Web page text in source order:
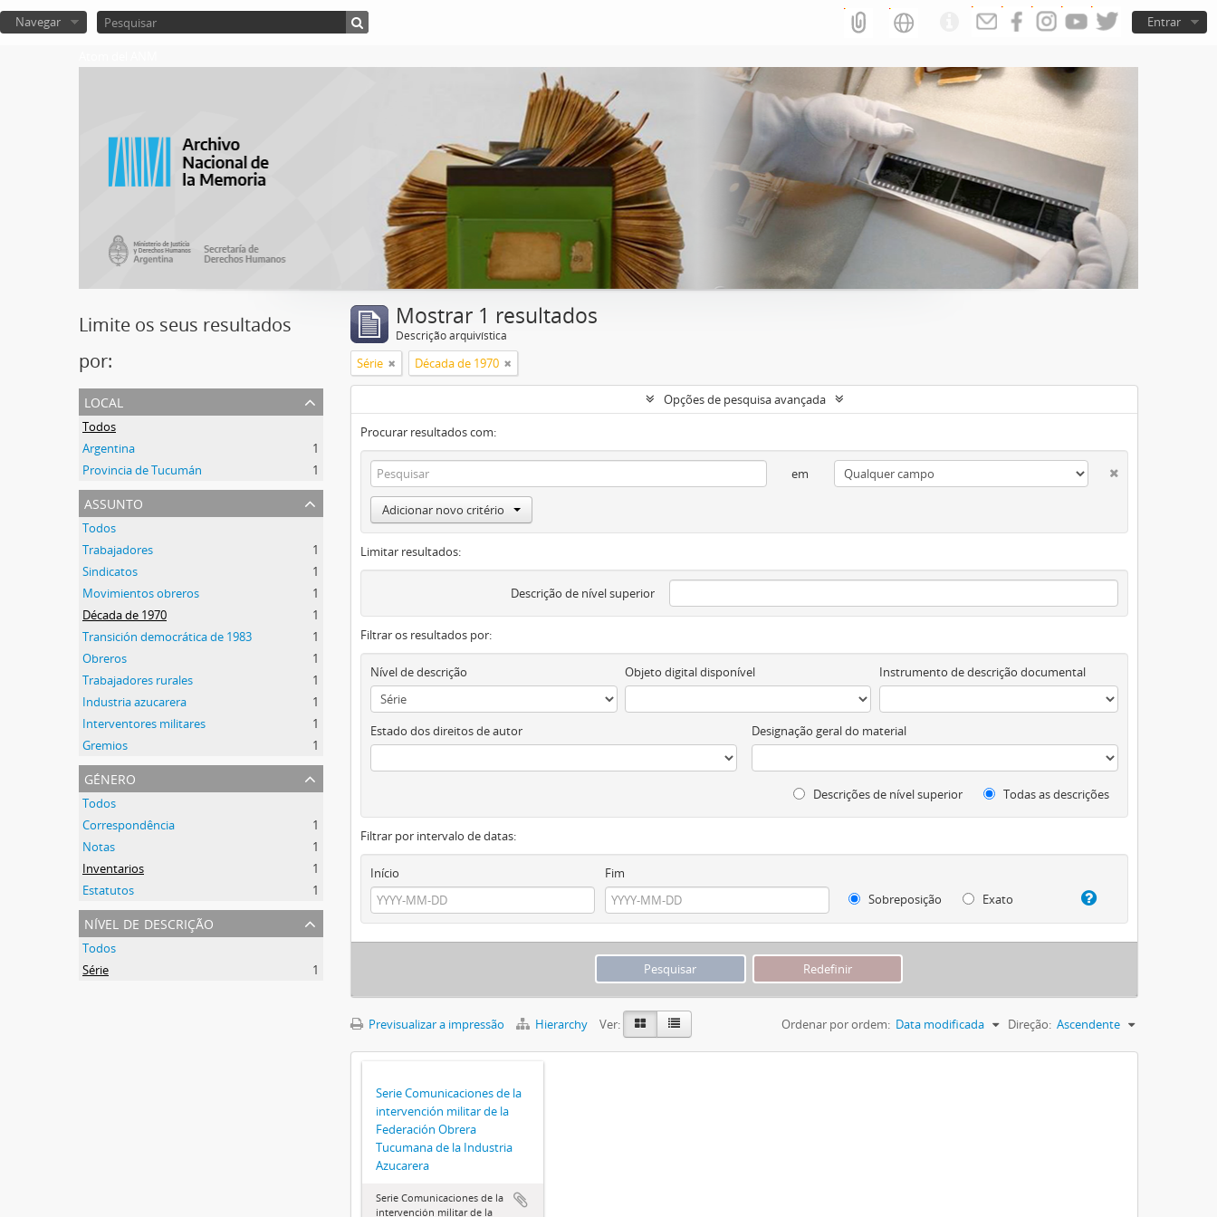
Entrar
Navegar
Limite os seus resultados
por:
local
Todos
Argentina
1
Provincia de Tucumán
1
assunto
Todos
Trabajadores
1
Sindicatos
1
Movimientos obreros
1
Década de 1970
1
Transición democrática de 1983
1
Obreros
1
Trabajadores rurales
1
Industria azucarera
1
Interventores militares
1
Gremios
1
género
Todos
Correspondência
1
Notas
1
Inventarios
1
Estatutos
1
nível de descrição
Todos
Série
1
Mostrar 1 resultados
Descrição arquivística
Série Década de 1970
Opções de pesquisa avançada
Procurar resultados com:
em
Adicionar novo critério
Limitar resultados:
Descrição de nível superior
Filtrar os resultados por:
Nível de descrição Objeto digital disponível Instrumento de descrição documental
Estado dos direitos de autor Designação geral do material
Descrições de nível superior Todas as descrições
Filtrar por intervalo de datas:
Início
Fim
Sobreposição
Exato
Previsualizar a impressão Hierarchy Ver: Ordenar por ordem: Data modificada Direção: Ascendente
Serie Comunicaciones de la
intervención militar de la
Federación Obrera
Tucumana de la Industria
Azucarera
Serie Comunicaciones de la
intervención militar de la